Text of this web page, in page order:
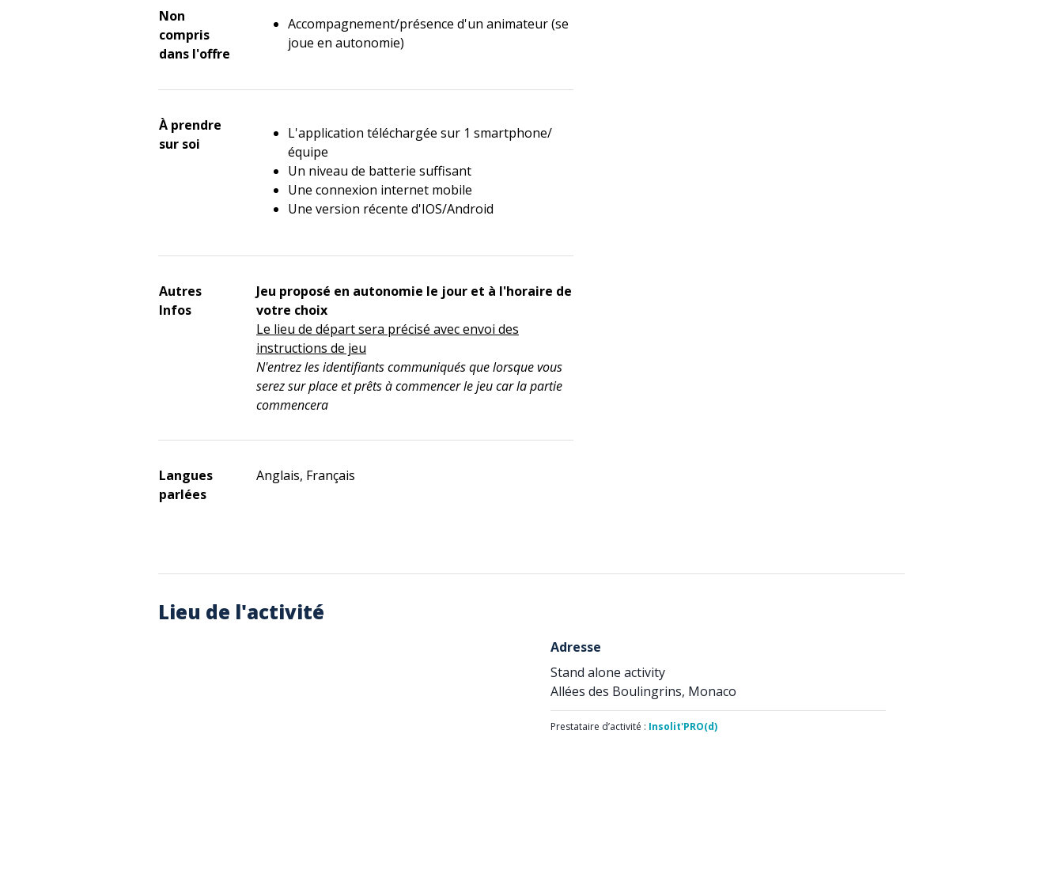
Non
compris
dans l'offre
Accompagnement/présence d'un animateur (se
joue en autonomie)
À prendre
sur soi
L'application téléchargée sur 1 smartphone/
équipe
Un niveau de batterie suffisant
Une connexion internet mobile
Une version récente d'IOS/Android
Autres
Infos
Jeu proposé en autonomie le jour et à l'horaire de
votre choix
Le lieu de départ sera précisé avec envoi des
instructions de jeu
N'entrez les identifiants communiqués que lorsque vous
serez sur place et prêts à commencer le jeu car la partie
commencera
Langues
parlées
Anglais, Français
Lieu de l'activité
Adresse
Stand alone activity
Allées des Boulingrins, Monaco
Prestataire d’activité : Insolit'PRO(d)